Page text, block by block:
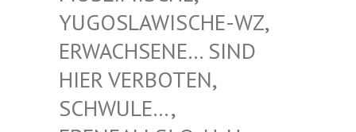
AWISCHE-WZ, ERWACH
SENE… SIND HIER V
ERBOTEN, SCHWUL
E…, EBENFA